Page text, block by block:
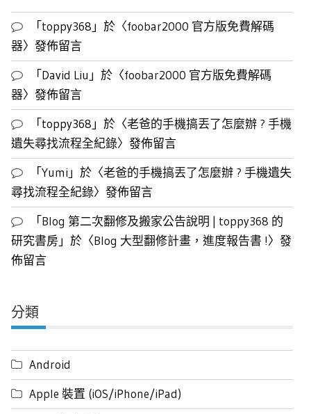
「toppy368 」於〈foobar2000 官方版免費解碼
器〉發佈留言
「David Liu 」於〈foobar2000 官方版免費解碼
器〉發佈留言
「toppy368 」於〈老爸的手機搞丟了怎麼辦 ? 手機
遺失尋找流程全紀錄〉發佈留言
「Yumi 」於〈老爸的手機搞丟了怎麼辦 ? 手機遺失
尋找流程全紀錄〉發佈留言
「Blog 第二次翻修及搬家公告說明 | toppy368 的
研究書房」於〈Blog 大型翻修計畫，進度報告書 !〉發
佈留言
分類
Android
Apple 裝置 (iOS/iPhone/iPad)